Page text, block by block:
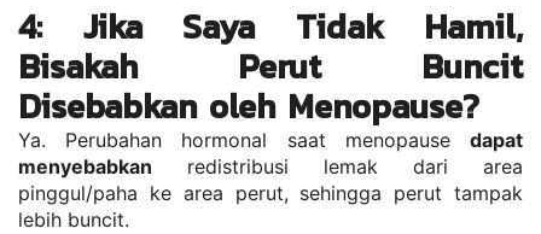
4: Jika Saya Tidak Hamil,
Bisakah Perut Buncit
Disebabkan oleh Menopause?
Ya. Perubahan hormonal saat menopause dapat
menyebabkan redistribusi lemak dari area
pinggul/paha ke area perut, sehingga perut tampak
lebih buncit.